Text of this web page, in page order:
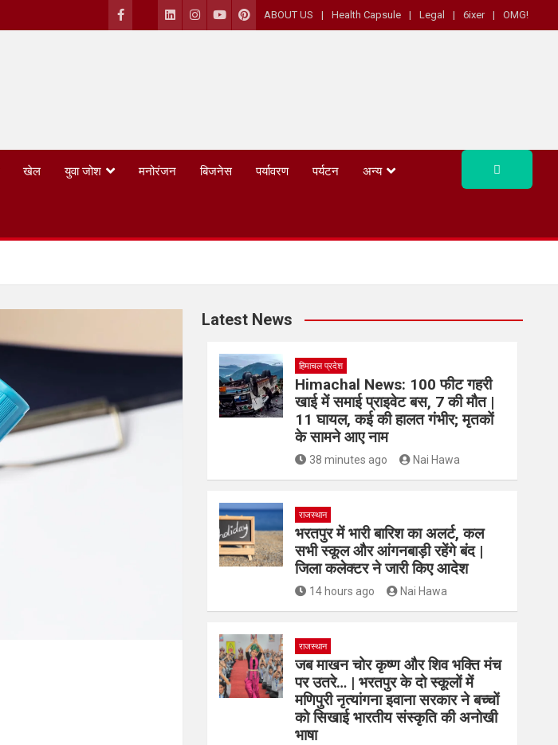
ABOUT US Health Capsule Legal 6ixer OMG!
खेल युवा जोश मनोरंजन बिजनेस पर्यावरण पर्यटन अन्य
Latest News
हिमाचल प्रदेश
Himachal News: 100 फीट गहरी
खाई में समाई प्राइवेट बस, 7 की मौत |
11 घायल, कई की हालत गंभीर; मृतकों
के सामने आए नाम
38 minutes ago Nai Hawa
राजस्थान
भरतपुर में भारी बारिश का अलर्ट, कल
सभी स्कूल और आंगनबाड़ी रहेंगे बंद |
जिला कलेक्टर ने जारी किए आदेश
14 hours ago Nai Hawa
राजस्थान
जब माखन चोर कृष्ण और शिव भक्ति मंच
पर उतरे… | भरतपुर के दो स्कूलों में
मणिपुरी नृत्यांगना इवाना सरकार ने बच्चों
को सिखाई भारतीय संस्कृति की अनोखी
भाषा